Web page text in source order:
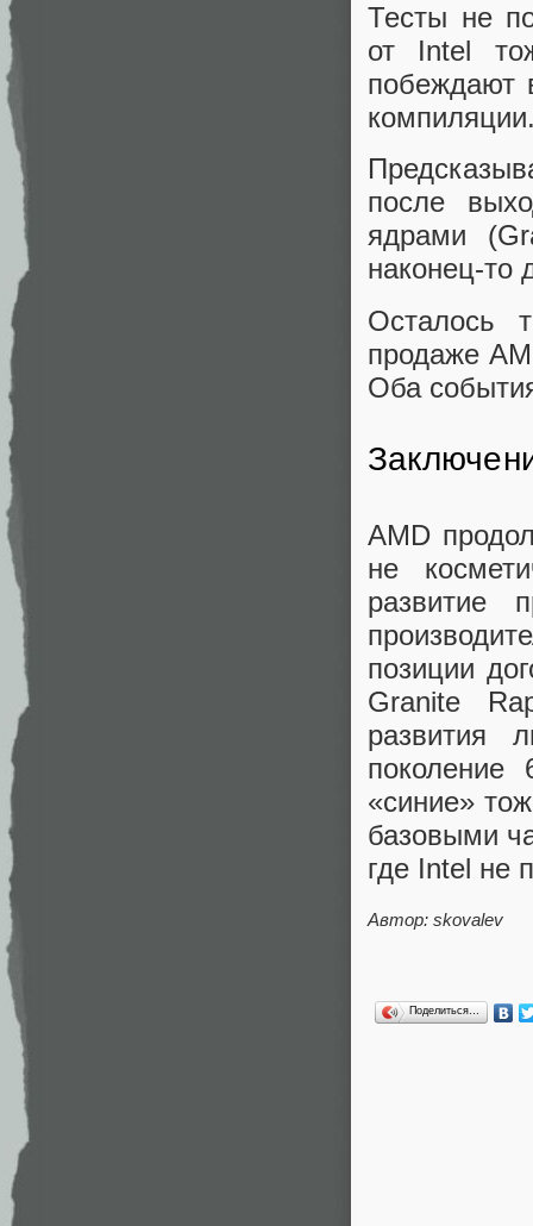
Тесты не
от Intel
побеждают
после
ядрами
наконец-то
Осталось
продаже
Оба
AMD
не
развитие
позиции
Granite
развития
«синие»
базовыми
где Intel не
Автор: skovalev
Поделиться…